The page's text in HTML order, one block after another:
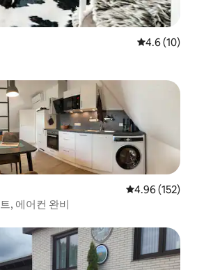
평점 4.6점(5
4.6 (10)
평점 4.96점(5
4.96 (152)
, 에어컨 완비